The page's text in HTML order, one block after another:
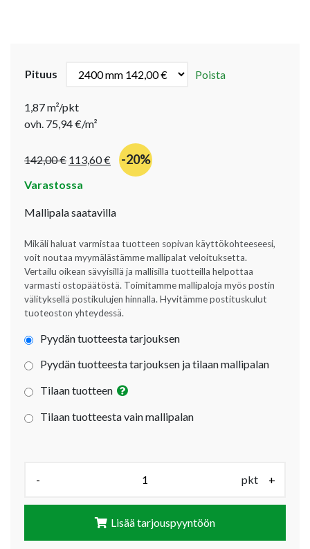
Pituus Poista
1,87 m²/pkt
ovh. 75,94 €/m²
142,00€ 113,60€ -20%
Varastossa
Mallipala saatavilla
Mikäli haluat varmistaa tuotteen sopivan käyttökohteeseesi,
voit noutaa myymälästämme mallipalat veloituksetta.
Vertailu oikean sävyisillä ja mallisilla tuotteilla helpottaa
varmasti ostopäätöstä. Toimitamme mallipaloja myös postin
välityksellä postikulujen hinnalla. Hyvitämme postituskulut
tuoteoston yhteydessä.
Pyydän tuotteesta tarjouksen
Pyydän tuotteesta tarjouksen ja tilaan mallipalan
Tilaan tuotteen
Tilaan tuotteesta vain mallipalan
- pkt +
Lisää tarjouspyyntöön